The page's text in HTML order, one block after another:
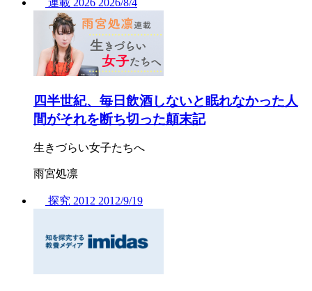
四半世紀、毎日飲酒しないと眠れなかった人
間がそれを断ち切った顛末記
生きづらい女子たちへ
雨宮処凛
探究 2012 2012/9/19